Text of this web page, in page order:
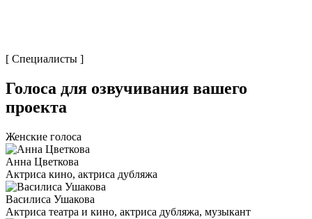
[ Специалисты ]
Голоса для озвучивания вашего
проекта
Женские голоса
Анна Цветкова
Актриса кино, актриса дубляжа
Василиса Ушакова
Актриса театра и кино, актриса дубляжа, музыкант